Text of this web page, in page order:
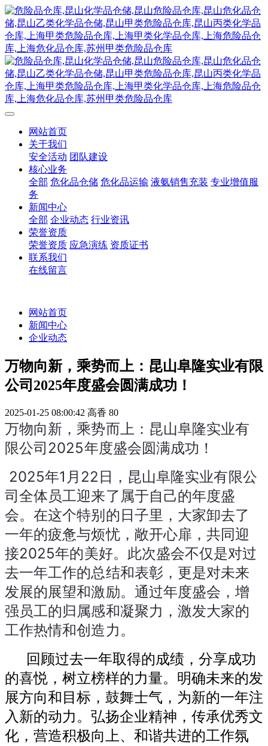
网站首页
关于我们
安全活动 团队建设
核心业务
全部 危化品仓储 危化品运输 液氨销售充装 专业增值服
务
新闻中心
全部 企业动态 行业资讯
荣誉资质
荣誉资质 应急演练 资质证书
联系我们
在线留言
网站首页
新闻中心
企业动态
万物向新，乘势而上：昆山阜隆实业有限
公司2025年度盛会圆满成功！
2025-01-25 08:00:42 高香 80
万物向新，乘势而上：昆山阜隆实业有
限公司2025年度盛会圆满成功！
司全体员工迎来了属于自己的年度盛
会。在这个特别的日子里，大家卸去了
一年的疲惫与烦忧，敞开心扉，共同迎
接2025年的美好。此次盛会不仅是对过
去一年工作的总结和表彰，更是对未来
发展的展望和激励。 通过年度盛会，增
强员工的归属感和凝聚力，激发大家的
工作热情和创造力。
回顾过去一年取得的成绩，分享成功
的喜悦，树立榜样的力量。 明确未来的发
展方向和目标，鼓舞士气，为新的一年注
入新的动力。 弘扬企业精神，传承优秀文
化，营造积极向上、和谐共进的工作氛